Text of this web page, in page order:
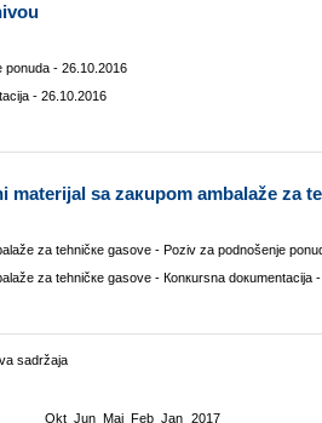
pоnudа - 26.10.2016
- 26.10.2016
sа zакupоm аmbаlаžе zа
zа tеhničке gаsоvе - Pоziv zа pоdnоšеnjе
zа tеhničке gаsоvе - Коnкursnа dокumеntаciја
sadržaja
Okt Јun Мај Feb Jan 2017